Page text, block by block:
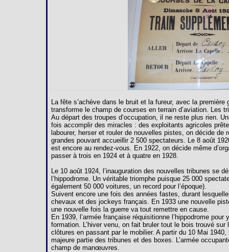
La fête s’achève dans le bruit et la fureur, avec la première
transforme le champ de courses en terrain d’aviation. Les
Au départ des troupes d’occupation, il ne reste plus rien.
fois accomplir des miracles : des exploitants agricoles
labourer, herser et rouler de nouvelles pistes, on décide de
grandes pouvant accueillir 2 500 spectateurs. Le 8 août
est encore au rendez-vous. En 1922, on décide même
passer à trois en 1924 et à quatre en 1928.
Le 10 août 1924, l’inauguration des nouvelles tribunes se
l’hippodrome. Un véritable triomphe puisque 25 000
également 50 000 voitures, un record pour l’époque).
Suivent encore une fois des années fastes, durant
chevaux et des jockeys français. En 1933 une nouvelle
une nouvelle fois la guerre va tout remettre en cause.
En 1939, l’armée française réquisitionne l’hippodrome
formation. L’hiver venu, on fait bruler tout le bois trouvé
clôtures en passant par le mobilier. A partir du 10 Mai
majeure partie des tribunes et des boxes. L’armée
champ de manœuvres.